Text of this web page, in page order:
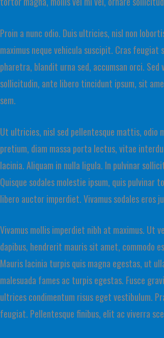
Proin a nunc odio. Duis ultricies, nisl non
maximus neque vehicula suscipit. Cras
pharetra, blandit urna sed, accumsan orci.
sollicitudin, ante libero tincidunt ipsum, sit
sem.
Ut ultricies, nisl sed pellentesque mattis,
pretium, diam massa porta lectus, vitae
lacinia. Aliquam in nulla ligula. In pulvinar
Quisque sodales molestie ipsum, quis
libero auctor imperdiet. Vivamus sodales eros
Vivamus mollis imperdiet nibh at maximus. Ut
dapibus, hendrerit mauris sit amet, commodo
Mauris lacinia turpis quis magna egestas, ut
malesuada fames ac turpis egestas. Fusce
ultrices condimentum risus eget vestibulum.
feugiat. Pellentesque finibus, elit ac viverra